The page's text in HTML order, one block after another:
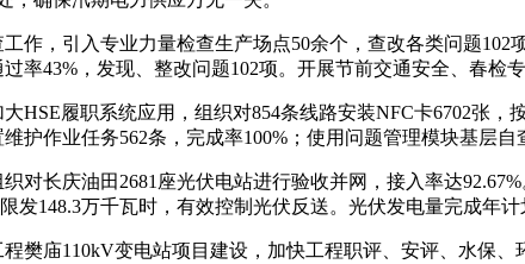
，引入专业力量检查生产场点50余个，查改各类问题102
率43%，发现、整改问题102项。开展节前交通安全、春检
履职系统应用，组织对854条线路安装NFC卡6702张
护作业任务562条，完成率100%；使用问题管理模块基层
长庆油田2681座光伏电站进行验收并网，接入率达92.67%
发148.3万千瓦时，有效控制光伏反送。光伏发电量完成年计
庙110kV变电站项目建设，加快工程职评、安评、水保、